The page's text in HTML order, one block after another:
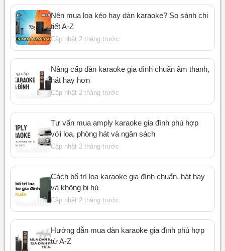
Nên mua loa kéo hay dàn karaoke? So sánh chi
tiết A-Z
Cập nhật 2 tháng trước
Nâng cấp dàn karaoke gia đình chuẩn âm thanh,
hát hay hơn
Cập nhật 2 tháng trước
Tư vấn mua amply karaoke gia đình phù hợp
với loa, phòng hát và ngân sách
Cập nhật 2 tháng trước
Cách bố trí loa karaoke gia đình chuẩn, hát hay
và không bị hú
Cập nhật 2 tháng trước
Hướng dẫn mua dàn karaoke gia đình phù hợp
từ A-Z